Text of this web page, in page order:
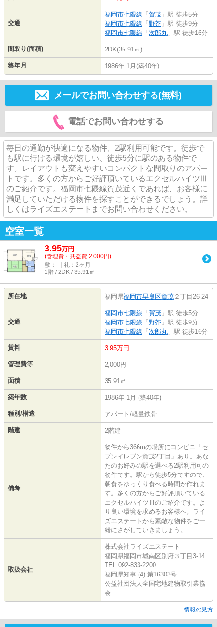
交通
福岡市七隈線 「 賀茂 」駅 徒歩5分
福岡市七隈線 「 野芥 」駅 徒歩9分
福岡市七隈線 「 次郎丸 」駅 徒歩16分
間取り(面積) 2DK(35.91㎡)
築年月 1986年 1月(築40年)
メールでお問い合わせする(無料)
電話でお問い合わせする
毎日の通勤が快適になる物件、2駅利用可能です。徒歩で
も駅に行ける環境が嬉しい、徒歩5分に駅のある物件で
す。レイアウトも変えやすいコンパクトな間取りのアパー
トです。多くの方からご好評頂いているエクセルハイツⅢ
のご紹介です。福岡市七隈線賀茂近くであれば、お客様に
満足していただける物件を探すことができるでしょう。詳
しくはライズエステートまでお問い合わせください。
空室一覧
3.95万円
(管理費・共益費 2,000円)
敷：-｜礼：2ヶ月
1階 / 2DK / 35.91㎡
所在地 福岡県福岡市早良区賀茂 ２丁目26-24
交通
福岡市七隈線 「 賀茂 」駅 徒歩5分
福岡市七隈線 「 野芥 」駅 徒歩9分
福岡市七隈線 「 次郎丸 」駅 徒歩16分
賃料 3.95万円
管理費等 2,000円
面積 35.91㎡
築年数 1986年 1月 (築40年)
種別/構造 アパート/軽量鉄骨
階建 2階建
備考
物件から366mの場所にコンビニ「セ
ブンイレブン賀茂2丁目」あり。あな
たのお好みの駅を選べる2駅利用可の
物件です。駅から徒歩5分ですので、
朝食をゆっくり食べる時間が作れま
す。多くの方からご好評頂いている
エクセルハイツⅢのご紹介です。よ
り良い環境を求めるお客様へ。ライ
ズエステートから素敵な物件をご一
緒にさがしていきましょう。
取扱会社
株式会社ライズエステート
福岡県福岡市城南区別府３丁目3-14
TEL:092-833-2200
福岡県知事 (4) 第16303号
公益社団法人全国宅地建物取引業協
会
情報の見方